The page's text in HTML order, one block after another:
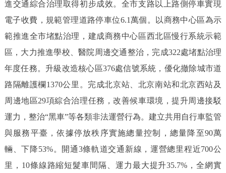
進交通綜合治理取得初步成效。全市支路以上路側停車實現
電子收費，規範管理道路停車位6.1萬個。以商務中心區為示
範推進全市堵點治理，建成商務中心區西北區慢行系統示範
區，大力推進學校、醫院周邊交通整治，完成322處堵點治理
年度任務。升級改造核心區376處信號系統，優化撤除城市道
路隔離護欄1370公里。完成北京站、北京南站和北京西站及
周邊地區29項綜合治理任務，改善候車環境，提升周邊接駁
運力，整治“黑車”等各類非法運營行為。建立共用自行車監管
與服務平臺，依據停放秩序實施總量控制，總量降至90萬
輛、下降53%。開通3條軌道交通新線，運營總里程近700公
里，10條線路縮短髮車間隔、運力最大提升35.7%，全網實